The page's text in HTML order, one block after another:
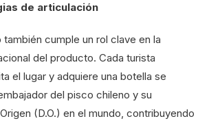
de articulación
también cumple un rol clave en la
del producto. Cada turista
el lugar y adquiere una botella se
del pisco chileno y su
(D.O.) en el mundo, contribuyendo